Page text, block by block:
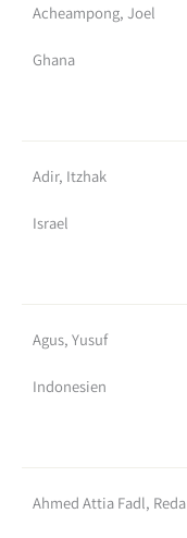
Acheampong, Joel
Ghana
Adir, Itzhak
Israel
Agus, Yusuf
Indonesien
Ahmed Attia Fadl, Reda